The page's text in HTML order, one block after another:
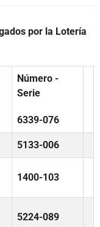
por la Lotería
Número -
Serie
6339-076
5133-006
1400-103
5224-089